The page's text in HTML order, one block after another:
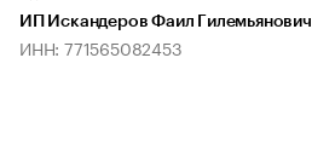
ИП Искандеров Фаил Гилемьянович
ИНН: 771565082453